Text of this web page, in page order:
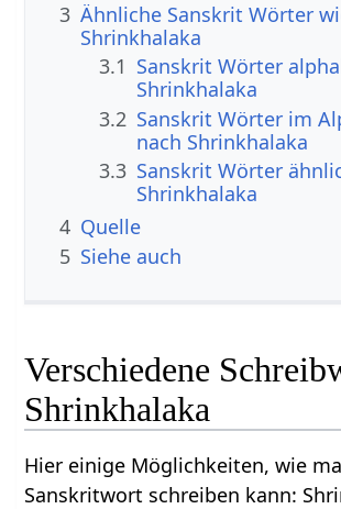
3 Ähnliche Sanskrit Wörter
Shrinkhalaka
3.1 Sanskrit Wörter
Shrinkhalaka
3.2 Sanskrit Wörter im
nach Shrinkhalaka
3.3 Sanskrit Wörter
Shrinkhalaka
4 Quelle
5 Siehe auch
Verschiedene
Shrinkhalaka
Hier einige Möglichkeiten, wie
Sanskritwort schreiben kann: